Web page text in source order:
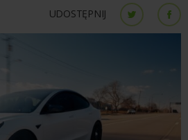
UDOSTĘPNIJ